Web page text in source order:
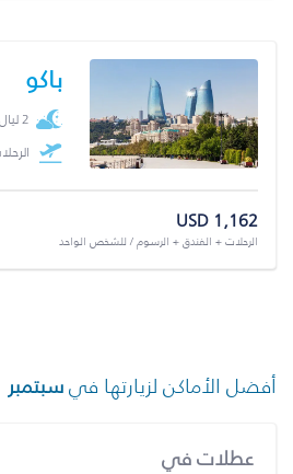
باكو
2 ليال
USD 1,162
الرحلات + الفندق + الرسوم / للشخص الواحد
أفضل الأماكن لزيارتها فيسبتمبر
عطلات في